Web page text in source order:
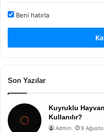
Beni hatırla
Son Yazılar
Kuyruklu
Kullanılır?
Admin 9